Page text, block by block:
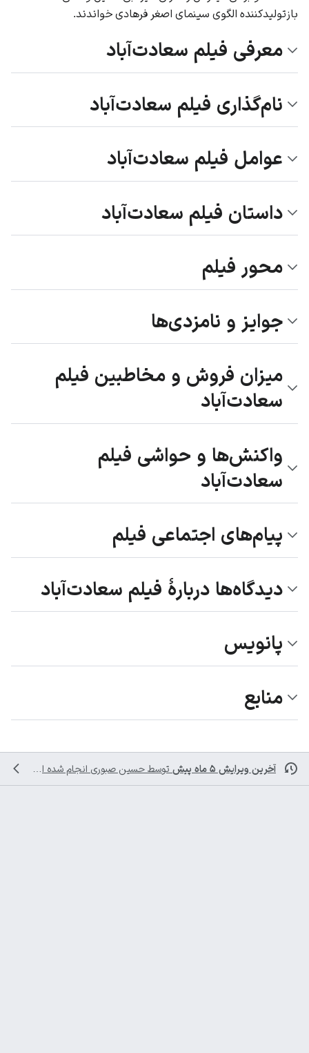
بازتولیدکننده الگوی سینمای اصغر فرهادی خواندند.
معرفی فیلم سعادت‌آباد
نام‌گذاری فیلم سعادت‌آباد
عوامل فیلم سعادت‌آباد
داستان فیلم سعادت‌آباد
محور فیلم
جوایز و نامزدی‌ها
میزان فروش و مخاطبین فیلم
سعادت‌آباد
واکنش‌ها و حواشی فیلم
سعادت‌آباد
پیام‌های اجتماعی فیلم
دیدگاه‌ها دربارهٔ فیلم سعادت‌آباد
پانویس
منابع
آخرین ویرایش ۵ ماه پیش توسط حسین صبوری انجام شده است